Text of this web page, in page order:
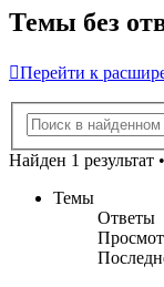
Темы без
Перейти к
Найден 1 результат
Темы
Ответы